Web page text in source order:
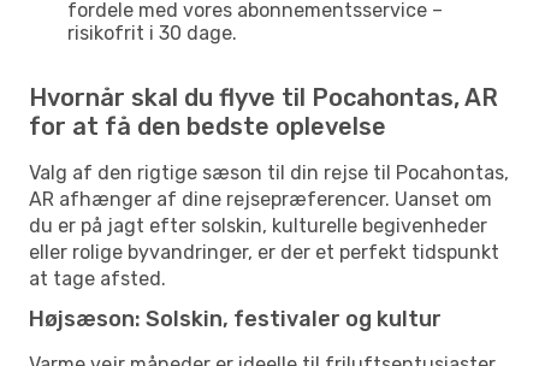
fordele med vores abonnementsservice –
risikofrit i 30 dage.
Hvornår skal du flyve til Pocahontas, AR
for at få den bedste oplevelse
Valg af den rigtige sæson til din rejse til Pocahontas,
AR afhænger af dine rejsepræferencer. Uanset om
du er på jagt efter solskin, kulturelle begivenheder
eller rolige byvandringer, er der et perfekt tidspunkt
at tage afsted.
Højsæson: Solskin, festivaler og kultur